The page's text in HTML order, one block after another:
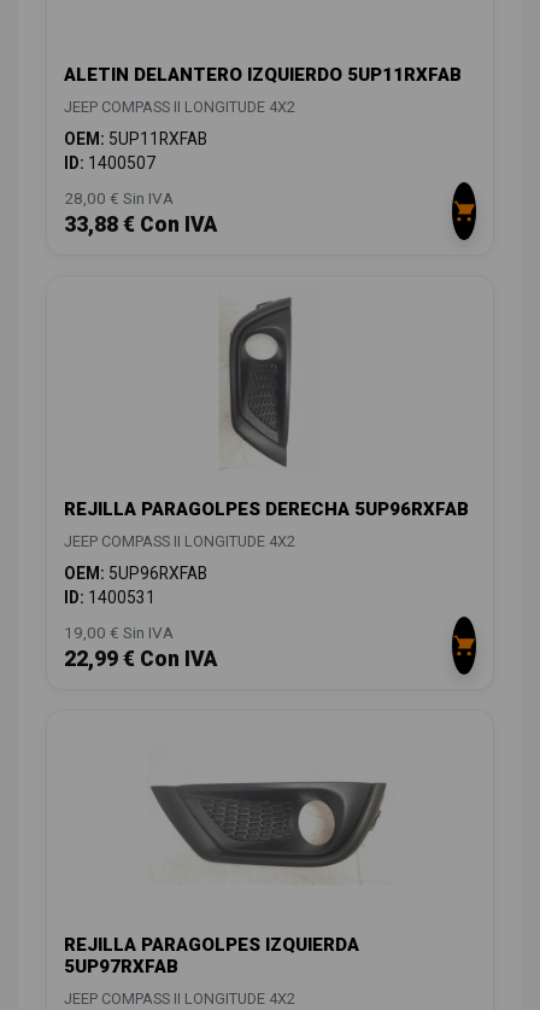
ALETIN DELANTERO IZQUIERDO 5UP11RXFAB
JEEP COMPASS II LONGITUDE 4X2
OEM: 5UP11RXFAB
ID: 1400507
28,00 € Sin IVA
33,88 € Con IVA
REJILLA PARAGOLPES DERECHA 5UP96RXFAB
JEEP COMPASS II LONGITUDE 4X2
OEM: 5UP96RXFAB
ID: 1400531
19,00 € Sin IVA
22,99 € Con IVA
REJILLA PARAGOLPES IZQUIERDA
5UP97RXFAB
JEEP COMPASS II LONGITUDE 4X2